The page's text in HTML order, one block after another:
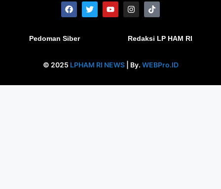
Pedoman Siber Redaksi LP HAM RI
© 2025 LPHAM RI NEWS| By. WEBPro.ID